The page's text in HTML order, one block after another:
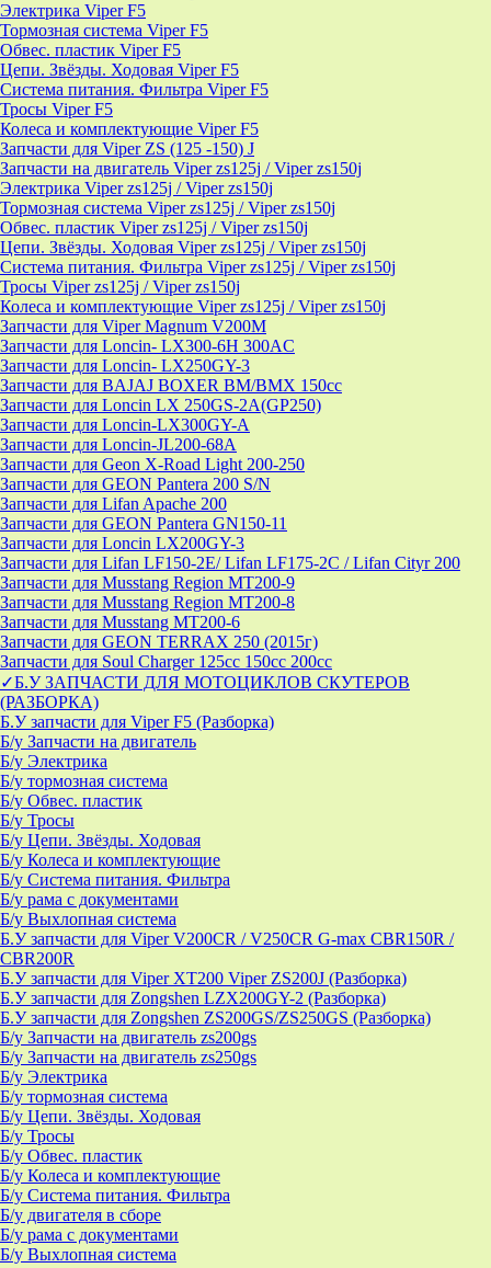
Электрика Viper F5
Тормозная система Viper F5
Обвес. пластик Viper F5
Цепи. Звёзды. Ходовая Viper F5
Система питания. Фильтра Viper F5
Тросы Viper F5
Колеса и комплектующие Viper F5
Запчасти для Viper ZS (125 -150) J
Запчасти на двигатель Viper zs125j / Viper zs150j
Электрика Viper zs125j / Viper zs150j
Тормозная система Viper zs125j / Viper zs150j
Обвес. пластик Viper zs125j / Viper zs150j
Цепи. Звёзды. Ходовая Viper zs125j / Viper zs150j
Система питания. Фильтра Viper zs125j / Viper zs150j
Тросы Viper zs125j / Viper zs150j
Колеса и комплектующие Viper zs125j / Viper zs150j
Запчасти для Viper Magnum V200M
Запчасти для Loncin- LX300-6H 300AC
Запчасти для Loncin- LX250GY-3
Запчасти для BAJAJ BOXER BM/ВМX 150cc
Запчасти для Loncin LX 250GS-2A(GP250)
Запчасти для Loncin-LX300GY-A
Запчасти для Loncin-JL200-68A
Запчасти для Geon X-Road Light 200-250
Запчасти для GEON Pantera 200 S/N
Запчасти для Lifan Apache 200
Запчасти для GEON Pantera GN150-11
Запчасти для Loncin LX200GY-3
Запчасти для Lifan LF150-2E/ Lifan LF175-2C / Lifan Cityr 200
Запчасти для Musstang Region MT200-9
Запчасти для Musstang Region MT200-8
Запчасти для Musstang MT200-6
Запчасти для GEON TERRAX 250 (2015г)
Запчасти для Soul Charger 125сс 150cc 200сс
✓Б.У ЗАПЧАСТИ ДЛЯ МОТОЦИКЛОВ СКУТЕРОВ
(РАЗБОРКА)
Б.У запчасти для Viper F5 (Разборка)
Б/у Запчасти на двигатель
Б/у Электрика
Б/у тормозная система
Б/у Обвес. пластик
Б/у Тросы
Б/у Цепи. Звёзды. Ходовая
Б/у Колеса и комплектующие
Б/у Система питания. Фильтра
Б/у рама с документами
Б/у Выхлопная система
Б.У запчасти для Viper V200CR / V250CR G-max CBR150R /
CBR200R
Б.У запчасти для Viper XT200 Viper ZS200J (Разборка)
Б.У запчасти для Zongshen LZX200GY-2 (Разборка)
Б.У запчасти для Zongshen ZS200GS/ZS250GS (Разборка)
Б/у Запчасти на двигатель zs200gs
Б/у Запчасти на двигатель zs250gs
Б/у Электрика
Б/у тормозная система
Б/у Цепи. Звёзды. Ходовая
Б/у Тросы
Б/у Обвес. пластик
Б/у Колеса и комплектующие
Б/у Система питания. Фильтра
Б/у двигателя в сборе
Б/у рама с документами
Б/у Выхлопная система